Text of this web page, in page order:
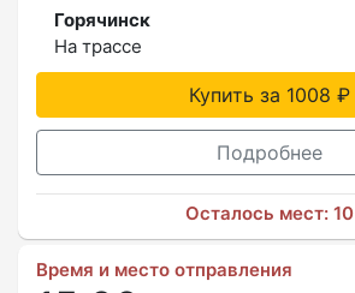
Горячинск
На трассе
Купить за 1008 ₽
Подробнее
Осталось мест: 10
Время и место отправления